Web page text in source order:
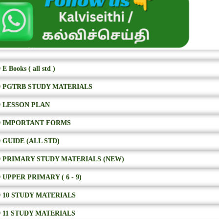
E Books ( all std )
PGTRB STUDY MATERIALS
LESSON PLAN
IMPORTANT FORMS
GUIDE (ALL STD)
PRIMARY STUDY MATERIALS (NEW)
UPPER PRIMARY ( 6 - 9)
10 STUDY MATERIALS
11 STUDY MATERIALS